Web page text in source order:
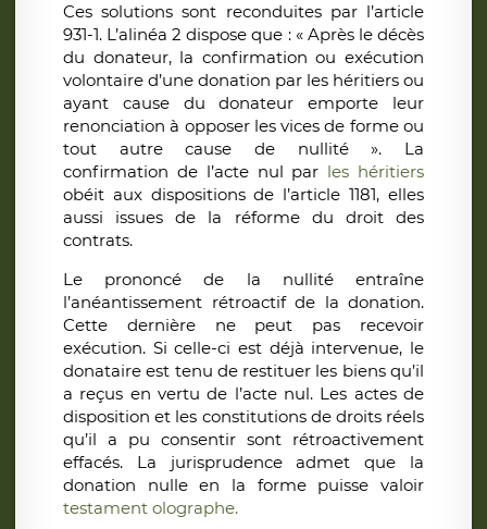
Ces solutions sont reconduites par l’article
931-1. L’alinéa 2 dispose que : « Après le décès
du donateur, la confirmation ou exécution
volontaire d’une donation par les héritiers ou
ayant cause du donateur emporte leur
renonciation à opposer les vices de forme ou
tout autre cause de nullité ». La
confirmation de l’acte nul par les héritiers
obéit aux dispositions de l’article 1181, elles
aussi issues de la réforme du droit des
contrats.
Le prononcé de la nullité entraîne
l’anéantissement rétroactif de la donation.
Cette dernière ne peut pas recevoir
exécution. Si celle-ci est déjà intervenue, le
donataire est tenu de restituer les biens qu’il
a reçus en vertu de l’acte nul. Les actes de
disposition et les constitutions de droits réels
qu’il a pu consentir sont rétroactivement
effacés. La jurisprudence admet que la
donation nulle en la forme puisse valoir
testament olographe.